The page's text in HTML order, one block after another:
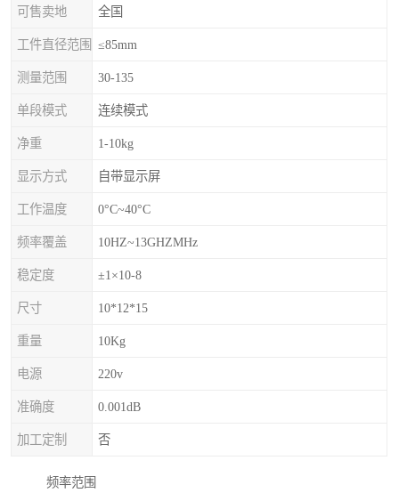
可售卖地 全国
工件直径范围 ≤85mm
测量范围 30-135
单段模式 连续模式
净重 1-10kg
显示方式 自带显示屏
工作温度 0°C~40°C
频率覆盖 10HZ~13GHZMHz
稳定度 ±1×10-8
尺寸 10*12*15
重量 10Kg
电源 220v
准确度 0.001dB
加工定制 否
频率范围